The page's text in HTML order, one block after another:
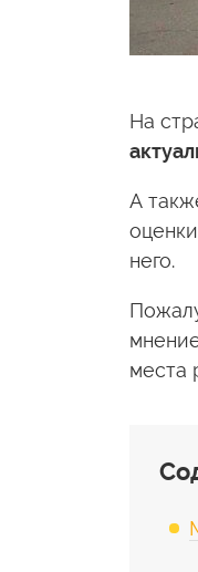
На
А
него.
места